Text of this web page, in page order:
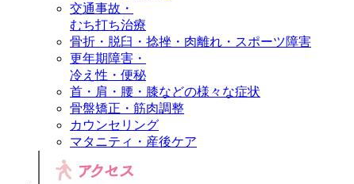
交通事故・
むち打ち治療
骨折・脱臼・捻挫・肉離れ・スポーツ障害
更年期障害・
冷え性・便秘
首・肩・腰・膝などの様々な症状
骨盤矯正・筋肉調整
カウンセリング
マタニティ・産後ケア